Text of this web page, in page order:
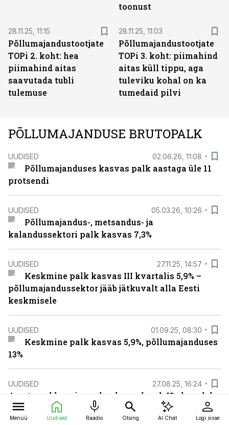
toonust
28.11.25, 11:15
Põllumajandustootjate
TOPi 2. koht: hea
piimahind aitas
saavutada tubli
tulemuse
28.11.25, 11:03
Põllumajandustootjate
TOPi 3. koht: piimahind
aitas küll tippu, aga
tuleviku kohal on ka
tumedaid pilvi
PÕLLUMAJANDUSE BRUTOPALK
UUDISED 02.06.26, 11:08
Põllumajanduses kasvas palk aastaga üle 11
protsendi
UUDISED 05.03.26, 10:26
Põllumajandus-, metsandus- ja
kalandussektori palk kasvas 7,3%
UUDISED 27.11.25, 14:57
Keskmine palk kasvas III kvartalis 5,9% –
põllumajandussektor jääb jätkuvalt alla Eesti
keskmisele
UUDISED 01.09.25, 08:30
Keskmine palk kasvas 5,9%, põllumajanduses
13%
UUDISED 27.08.25, 16:24
Amet avaldas vigased palgaandmed: “Seda poleks
tohtinud juhtuda”
Menüü Uudised Raadio Otsing AI Chat Logi sisse